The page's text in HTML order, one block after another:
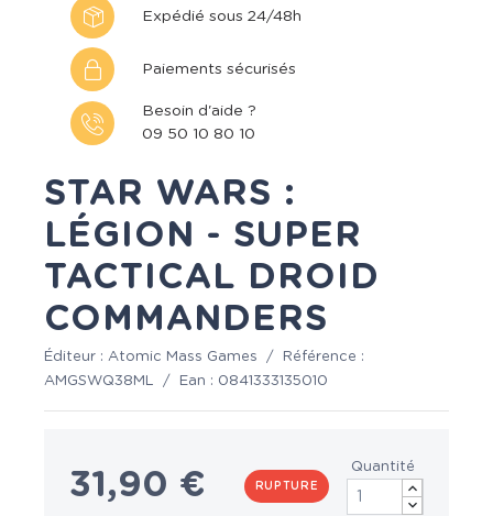
Expédié sous 24/48h
Paiements sécurisés
Besoin d'aide ?
09 50 10 80 10
STAR WARS :
LÉGION - SUPER
TACTICAL DROID
COMMANDERS
Éditeur : Atomic Mass Games /
Référence :
AMGSWQ38ML
/ Ean : 0841333135010
31,90 € RUPTURE
Quantité